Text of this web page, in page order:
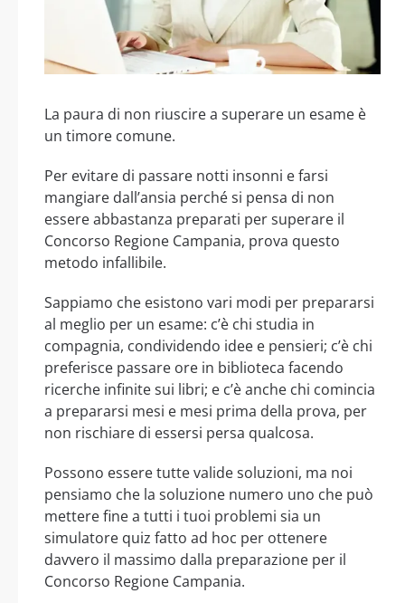
La paura di non riuscire a superare un esame è
un timore comune.
Per evitare di passare notti insonni e farsi
mangiare dall’ansia perché si pensa di non
essere abbastanza preparati per superare il
Concorso Regione Campania, prova questo
metodo infallibile.
Sappiamo che esistono vari modi per prepararsi
al meglio per un esame: c’è chi studia in
compagnia, condividendo idee e pensieri; c’è chi
preferisce passare ore in biblioteca facendo
ricerche infinite sui libri; e c’è anche chi comincia
a prepararsi mesi e mesi prima della prova, per
non rischiare di essersi persa qualcosa.
Possono essere tutte valide soluzioni, ma noi
pensiamo che la soluzione numero uno che può
mettere fine a tutti i tuoi problemi sia un
simulatore quiz fatto ad hoc per ottenere
davvero il massimo dalla preparazione per il
Concorso Regione Campania.